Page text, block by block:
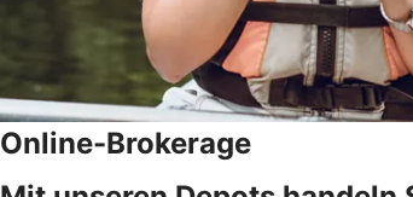
Online-Brokerage